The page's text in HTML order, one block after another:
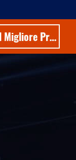
Ottenga Il Migliore Prezzo